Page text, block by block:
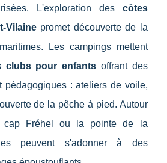
L'exploration des côtes
Vilaine promet découverte de la
Les campings mettent
clubs pour enfants offrant des
pédagogiques : ateliers de voile,
de la pêche à pied. Autour
Fréhel ou la pointe de la
peuvent s'adonner à des